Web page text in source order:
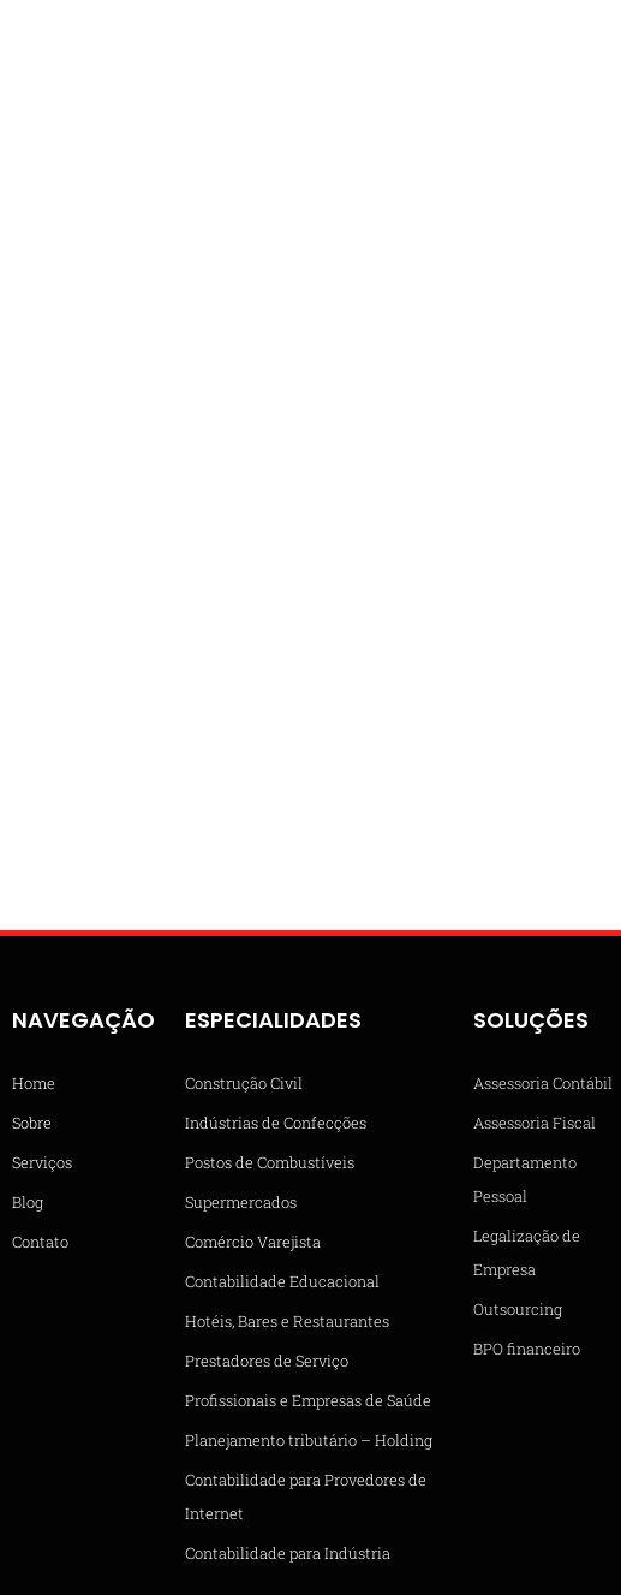
NAVEGAÇÃO
Home
Sobre
Serviços
Blog
Contato
ESPECIALIDADES
Construção Civil
Indústrias de Confecções
Postos de Combustíveis
Supermercados
Comércio Varejista
Contabilidade Educacional
Hotéis, Bares e Restaurantes
Prestadores de Serviço
Profissionais e Empresas de Saúde
Planejamento tributário – Holding
Contabilidade para Provedores de
Internet
Contabilidade para Indústria
SOLUÇÕES
Assessoria Contábil
Assessoria Fiscal
Departamento
Pessoal
Legalização de
Empresa
Outsourcing
BPO financeiro